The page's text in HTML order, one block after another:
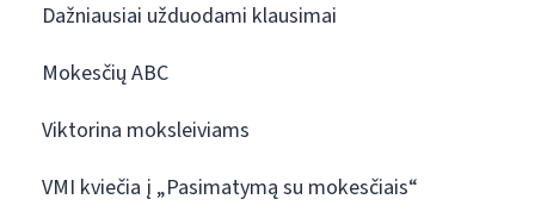
Dažniausiai užduodami klausimai
Mokesčių ABC
Viktorina moksleiviams
VMI kviečia į „Pasimatymą su mokesčiais“